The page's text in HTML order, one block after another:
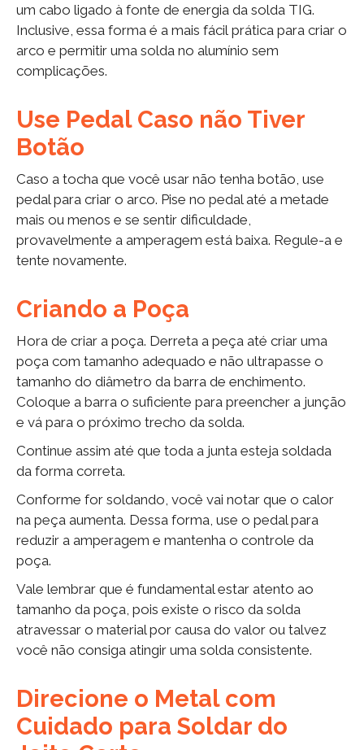
um cabo ligado à fonte de energia da solda TIG.
Inclusive, essa forma é a mais fácil prática para criar o
arco e permitir uma solda no alumínio sem
complicações.
Use Pedal Caso não Tiver
Botão
Caso a tocha que você usar não tenha botão, use
pedal para criar o arco. Pise no pedal até a metade
mais ou menos e se sentir dificuldade,
provavelmente a amperagem está baixa. Regule-a e
tente novamente.
Criando a Poça
Hora de criar a poça. Derreta a peça até criar uma
poça com tamanho adequado e não ultrapasse o
tamanho do diâmetro da barra de enchimento.
Coloque a barra o suficiente para preencher a junção
e vá para o próximo trecho da solda.
Continue assim até que toda a junta esteja soldada
da forma correta.
Conforme for soldando, você vai notar que o calor
na peça aumenta. Dessa forma, use o pedal para
reduzir a amperagem e mantenha o controle da
poça.
Vale lembrar que é fundamental estar atento ao
tamanho da poça, pois existe o risco da solda
atravessar o material por causa do valor ou talvez
você não consiga atingir uma solda consistente.
Direcione o Metal com
Cuidado para Soldar do